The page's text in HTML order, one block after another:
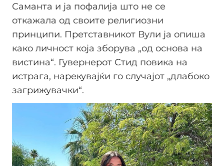
Саманта и ја пофалија што не се
откажала од своите религиозни
принципи. Претставникот Вули ја опиша
како личност која зборува „од основа на
вистина“. Гувернерот Стид повика на
истрага, нарекувајќи го случајот „длабоко
загрижувачки“.